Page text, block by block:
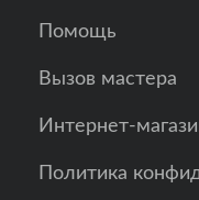
Помощь
Вызов мастера
Интернет-
Политика